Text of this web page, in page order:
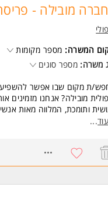
מובילה -
המשרה: מספר מקומות
משרה: מספר סוגים
ת מקום שבו אפשר
מובילה? אנחנו
ותומכת, המלווה מאות
משמעותית בתחום
להשתלב בגני תקשורת
עוד...